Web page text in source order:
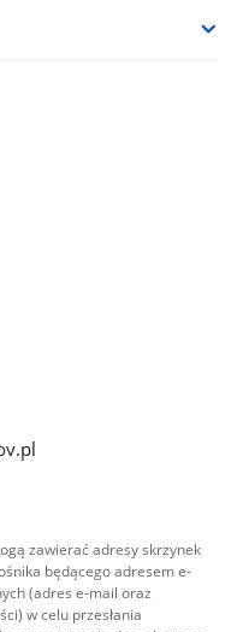
zawierać adresy skrzynek
będącego adresem e-
(adres e-mail oraz
w celu przesłania